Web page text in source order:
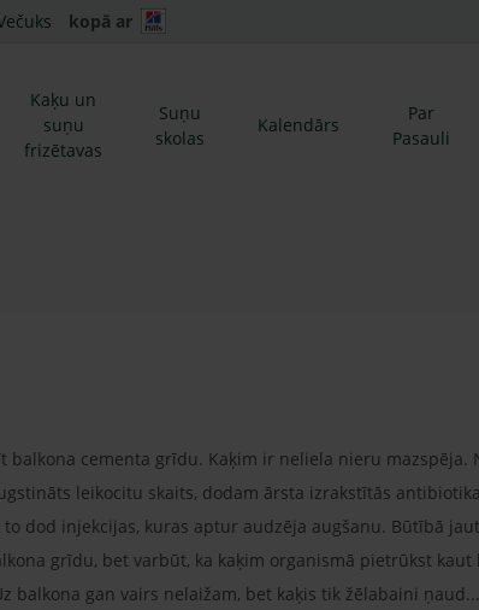
kopā ar
Kaķu un
suņu
frizētavas
Suņu
skolas
Kalendārs
Par
Pasauli
balkona cementa grīdu. Kaķim ir neliela nieru
leikocitu skaits, dodam ārsta izrakstītās
dod injekcijas, kuras aptur audzēja augšanu. Būtībā
grīdu, bet varbūt, ka kaķim organismā pietrūkst
balkona gan vairs nelaižam, bet kaķis tik žēlabaini